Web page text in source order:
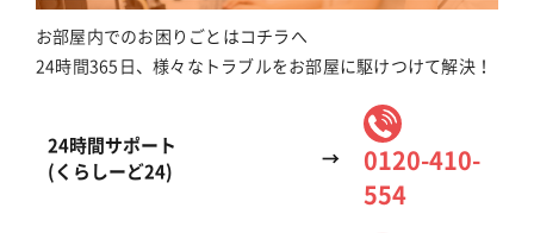
お部屋内でのお困りごとはコチラへ
24時間365日、様々なトラブルをお部屋に駆けつけて解決！
24時間サポート
(くらしーど24)
→
0120-410-
554